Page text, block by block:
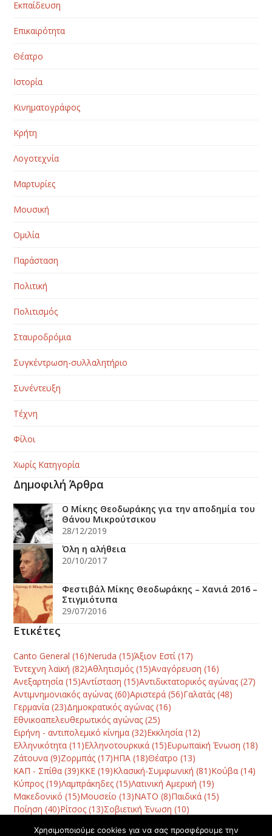
Εκπαίδευση
Επικαιρότητα
Θέατρο
Ιστορία
Κινηματογράφος
Κρήτη
Λογοτεχνία
Μαρτυρίες
Μουσική
Ομιλία
Παράσταση
Πολιτική
Πολιτισμός
Σταυροδρόμια
Συγκέντρωση-συλλαλητήριο
Συνέντευξη
Τέχνη
Φίλοι
Χωρίς Κατηγορία
Δημοφιλή Άρθρα
Ο Μίκης Θεοδωράκης για την αποδημία του
Θάνου Μικρούτσικου
28/12/2019
Όλη η αλήθεια
20/10/2017
Φεστιβάλ Μίκης Θεοδωράκης – Χανιά 2016 –
Στιγμιότυπα
29/07/2016
Ετικέτες
Canto General (16)Neruda (15)Άξιον Εστί(17)
Έντεχνη λαϊκή (82)Αθλητισμός (15)Αναγόρευση (16)
Ανεξαρτησία (15)Αντίσταση (15)Αντιδικτατορικός αγώνας (27)
Αντιμνημονιακός αγώνας (60)Αριστερά (56)Γαλατάς (48)
Γερμανία (23)Δημοκρατικός αγώνας (16)
Εθνικοαπελευθερωτικός αγώνας (25)
Ειρήνη - αντιπολεμικό κίνημα (32)Εκκλησία (12)
Ελληνικότητα (11)Ελληνοτουρκικά (15)Ευρωπαϊκή Ένωση (18)
Ζάτουνα (9)Ζορμπάς (17)ΗΠΑ (18)Θέατρο (13)
ΚΑΠ - Σπίθα (39)ΚΚΕ (19)Κλασική-Συμφωνική (81)Κούβα (14)
Κύπρος (19)Λαμπράκηδες (15)Λατινική Αμερική (19)
Μακεδονικό (15)Μουσείο (13)ΝΑΤΟ (8)Παιδικά (15)
Ποίηση (40)Ρίτσος (13)Σοβιετική Ένωση (10)
Χρησιμοποιούμε cookies για να σας προσφέρουμε την